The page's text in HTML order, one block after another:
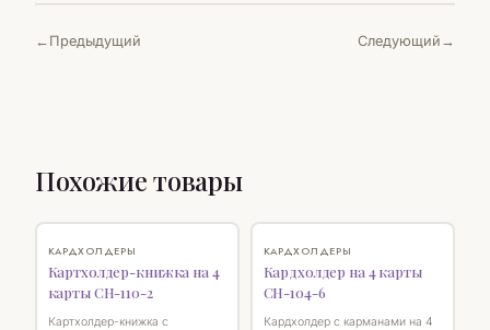
Предыдущий Следующий
Похожие товары
КАРДХОЛДЕРЫ
Картхолдер-книжка на 4
карты CH-110-2
Картхолдер-книжка с
КАРДХОЛДЕРЫ
Кардхолдер на 4 карты
CH-104-6
Кардхолдер с карманами на 4